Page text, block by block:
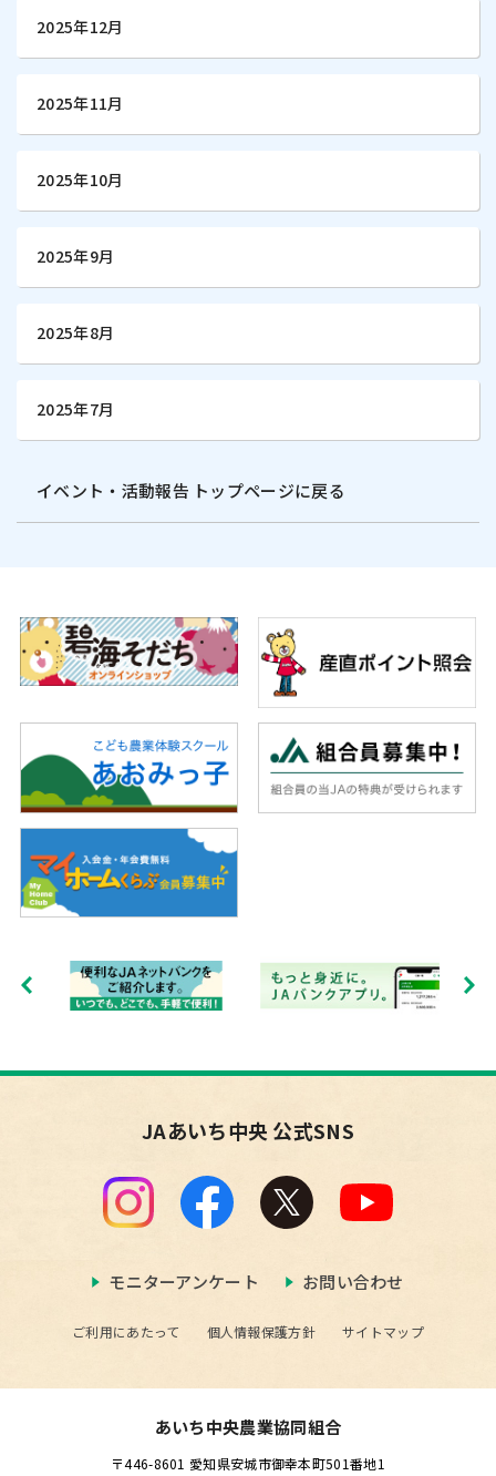
2025年12月
2025年11月
2025年10月
2025年9月
2025年8月
2025年7月
イベント・活動報告 トップページに戻る
JAあいち中央 公式SNS
モニターアンケート お問い合わせ
ご利用にあたって 個人情報保護方針 サイトマップ
あいち中央農業協同組合
〒446-8601 愛知県安城市御幸本町501番地1